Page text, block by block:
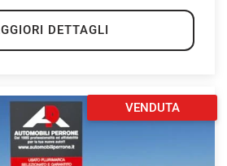
DETTAGLI
VENDUTA